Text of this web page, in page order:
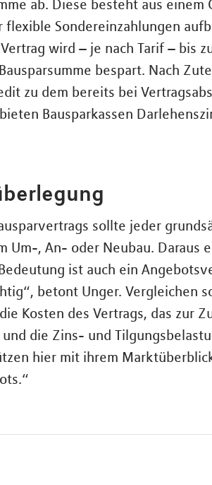
ab. Diese besteht aus
flexible Sondereinzahlungen
wird – je nach Tarif – bis
bespart. Nach
zu dem bereits bei
Bausparkassen
sollte jeder
Um-, An- oder Neubau. Daraus
ist auch ein
betont Unger. Vergleichen
Kosten des Vertrags, das zur
die Zins- und
hier mit ihrem